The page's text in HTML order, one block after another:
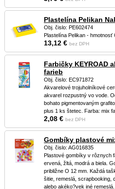
Plastelína Pelikan
Obj. čislo: PE602474
Plastelína Pelikan - hmotnosť
13,12 € bez DPH
Farbičky KEYROAD
farieb
Obj. čislo: EC971872
Akvarelové trojuholníkové
akvarel rozpustný vo vode.
bohato pigmentovaným
plus 1 ks štetec. Farba: mix
2,08 € bez DPH
Gombíky plastové
Obj. čislo: AG016835
Plastové gombíky v rôznych
ervená, žltá, modrá a biela.
približne O 12 mm. Každá
šitie, remeslá, scrapbooking,
alebo akéko?vek iné remeslá.